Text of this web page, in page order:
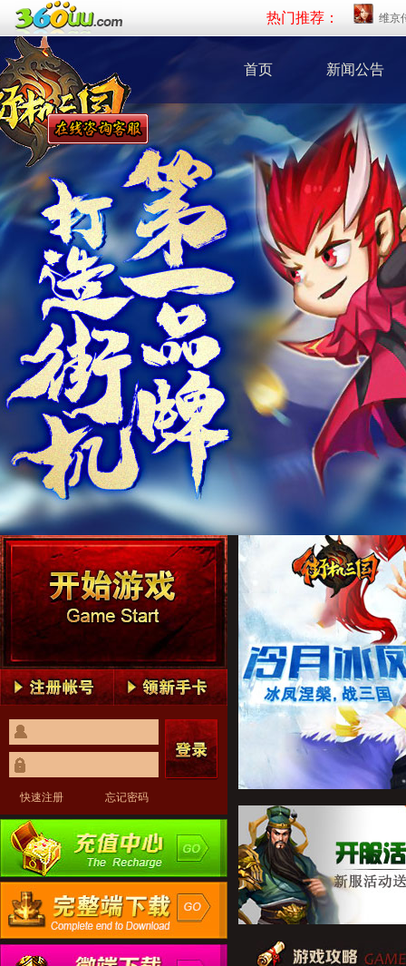
热门推荐： 维京
首页 新闻公告
快速注册 忘记密码
街机三国1
街机三国1
街机三国2
街机三国2
街机三国3
街机三国3
街机三国4
街机三国4
街机三国5
街机三国5